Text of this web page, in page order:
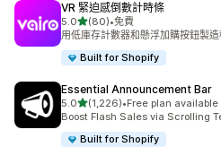
VR 緊迫感倒數計時條
5.0滿分 5 顆星
(80)
共有 80 則評價
•免費
用低庫存計數器和懸浮加購按鈕製
Built for Shopify
Essential Announcement Bar
5.0滿分 5 顆星
(1,226)
共有 1226 則評價
•Free plan available
Boost Flash Sales via Scrolling
Built for Shopify